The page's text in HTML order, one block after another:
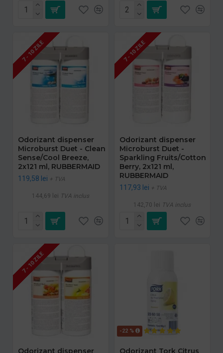
7 - 10 ZILE
Odorizant dispenser
Microburst Duet - Clean
Sense/Cool Breeze,
2x121 ml, RUBBERMAID
119,58 lei + TVA
144,69 lei TVA inclus
7 - 10 ZILE
Odorizant dispenser
Microburst Duet -
Sparkling Fruits/Cotton
Berry, 2x121 ml,
RUBBERMAID
117,93 lei + TVA
142,70 lei TVA inclus
7 - 10 ZILE
Odorizant dispenser
-22 %
Odorizant Tork Citrus